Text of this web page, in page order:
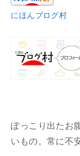
にほんブログ村
ぽっこり出たお
いもの。常に不